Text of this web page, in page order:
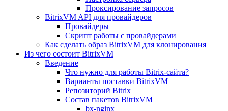
Проксирование запросов
BitrixVM API для провайдеров
Провайдеры
Скрипт работы с провайдерами
Как сделать образ BitrixVM для клонирования
Из чего состоит BitrixVM
Введение
Что нужно для работы Bitrix-сайта?
Варианты поставки BitrixVM
Репозиторий Bitrix
Состав пакетов BitrixVM
bx-nginx